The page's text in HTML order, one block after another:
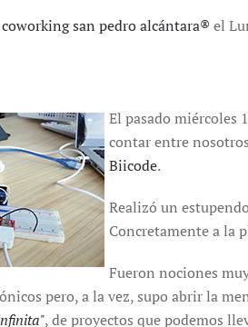
san pedro alcántara® el
El pasado miércoles
contar entre
Biicode.
Realizó un
Concretamente a la
Fueron nociones
pero, a la vez, supo abrir la
, de proyectos que podemos